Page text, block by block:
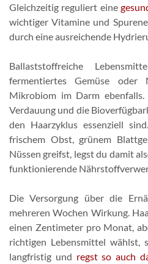
Gleichzeitig reguliert eine
wichtiger Vitamine und
durch eine ausreichende
Ballaststoffreiche
fermentiertes Gemüse oder
Mikrobiom im Darm
Verdauung und die
den Haarzyklus essenziell
frischem Obst, grünem
Nüssen greifst, legst du damit
funktionierende
Die Versorgung über die
mehreren Wochen Wirkung.
einen Zentimeter pro Monat,
richtigen Lebensmittel wählst,
langfristig und regst so auch